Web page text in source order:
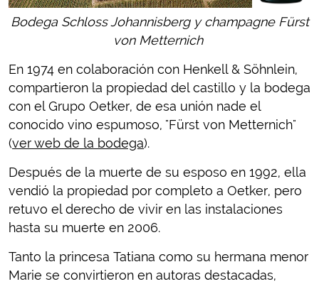
Bodega Schloss Johannisberg y champagne Fürst
von Metternich
En 1974 en colaboración con Henkell & Söhnlein,
compartieron la propiedad del castillo y la bodega
con el Grupo Oetker, de esa unión nade el
conocido vino espumoso, "Fürst von Metternich"
(ver web de la bodega).
Después de la muerte de su esposo en 1992, ella
vendió la propiedad por completo a Oetker, pero
retuvo el derecho de vivir en las instalaciones
hasta su muerte en 2006.
Tanto la princesa Tatiana como su hermana menor
Marie se convirtieron en autoras destacadas,